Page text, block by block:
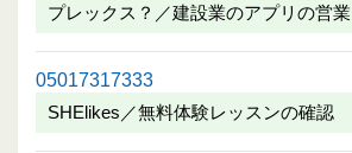
プレックス？／建設業のアプリの営
05017317333
SHElikes／無料体験レッスンの確認